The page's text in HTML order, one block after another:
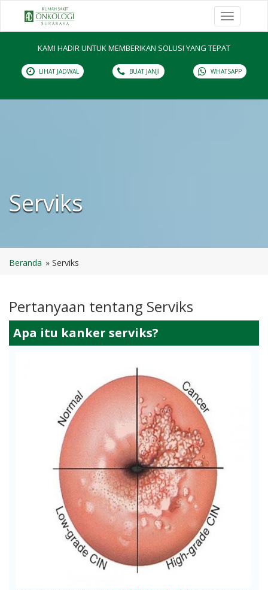
Toggle
navigation
KAMI HADIR UNTUK MEMBERIKAN SOLUSI YANG TEPAT
LIHAT JADWAL BUAT JANJI WHATSAPP
Serviks
Beranda Serviks
Pertanyaan tentang Serviks
Apa itu kanker serviks?